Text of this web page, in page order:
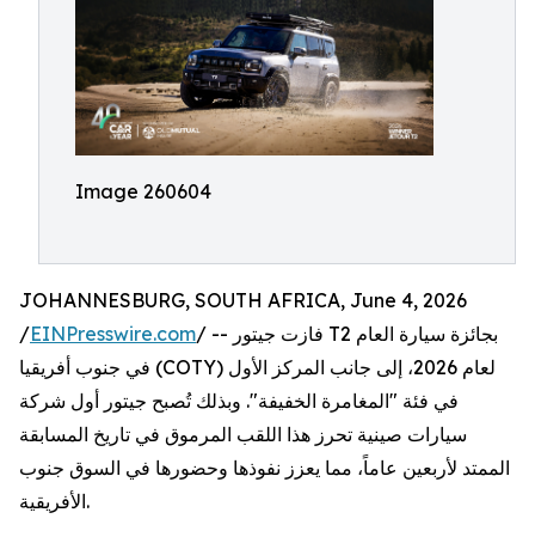
Image 260604
JOHANNESBURG, SOUTH AFRICA, June 4, 2026
/EINPresswire.com/ -- فازت جيتور T2 بجائزة سيارة العام
في جنوب أفريقيا (COTY) لعام 2026، إلى جانب المركز الأول
في فئة "المغامرة الخفيفة". وبذلك تُصبح جيتور أول شركة
سيارات صينية تحرز هذا اللقب المرموق في تاريخ المسابقة
الممتد لأربعين عاماً، مما يعزز نفوذها وحضورها في السوق جنوب
الأفريقية.